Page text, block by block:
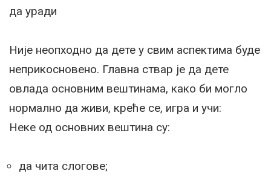
да уради
Није неопходно да дете у свим аспектима буде
неприкосновено. Главна ствар је да дете
овлада основним вештинама, како би могло
нормално да живи, креће се, игра и учи:
Неке од основних вештина су:
да чита слогове;